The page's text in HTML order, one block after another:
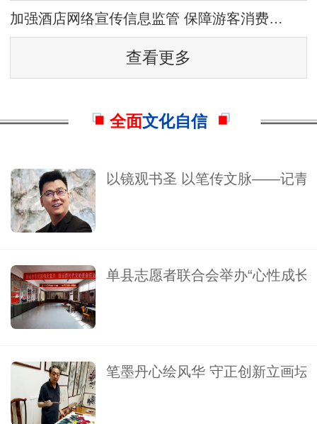
加强酒店网络宣传信息监管 保障游客消费权益
查看更多
全面文化自信
以镜观书圣 以笔传文脉——记青
单县志愿者联合会举办“心性成长
笔墨丹心绘风华 守正创新立画坛